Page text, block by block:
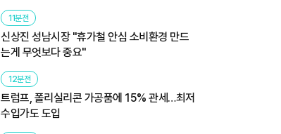
11분전
신상진 성남시장 "휴가철 안심 소비환경 만드
는게 무엇보다 중요"
12분전
트럼프, 폴리실리콘 가공품에 15% 관세…최저
수입가도 도입